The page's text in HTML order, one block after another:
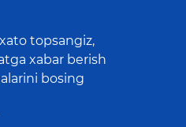
topsangiz,
xabar berish
bosing